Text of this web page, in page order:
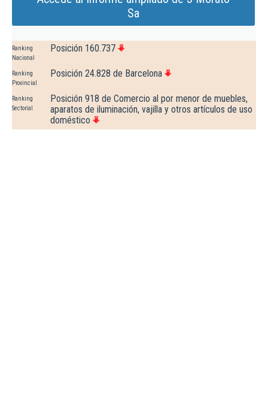
Sa
Ranking
Nacional
Posición 160.737
Ranking
Provincial
Posición 24.828 de Barcelona
Ranking
Sectorial
Posición 918 de Comercio al por menor de muebles,
aparatos de iluminación, vajilla y otros artículos de uso
doméstico